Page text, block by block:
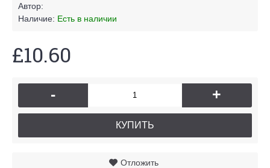
Автор:
Наличие: Есть в наличии
£10.60
- +
КУПИТЬ
Отложить